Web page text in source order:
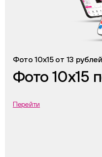
Фото 10х15 от 13
Фото 10х15
Перейти